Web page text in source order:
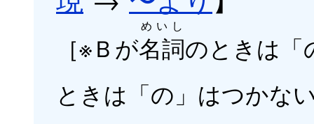
［※Ｂが名詞
めいし
のときは「
ときは「の」はつかな